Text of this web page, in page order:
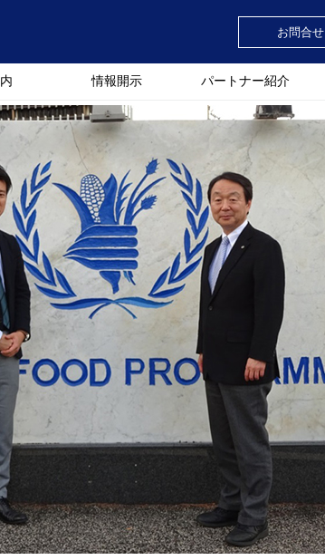
お問合せ
情報開示 パートナー紹介